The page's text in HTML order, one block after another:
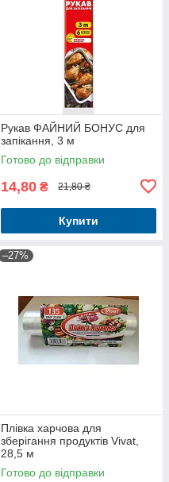
Рукав ФАЙНИЙ БОНУС для
запікання, 3 м
Готово до відправки
14,80 ₴ 21,80 ₴
Купити
–27%
Плівка харчова для
зберігання продуктів Vivat,
28,5 м
Готово до відправки